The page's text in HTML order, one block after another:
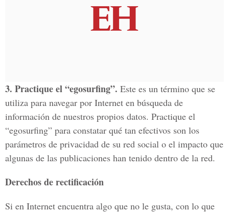
3. Practique el “egosurfing”. Este es un término que se
utiliza para navegar por Internet en búsqueda de
información de nuestros propios datos. Practique el
“egosurfing” para constatar qué tan efectivos son los
parámetros de privacidad de su red social o el impacto que
algunas de las publicaciones han tenido dentro de la red.
Derechos de rectificación
Si en Internet encuentra algo que no le gusta, con lo que